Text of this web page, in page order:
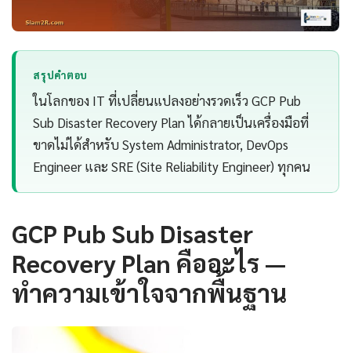
สรุปคำตอบ
ในโลกของ IT ที่เปลี่ยนแปลงอย่างรวดเร็ว GCP Pub
Sub Disaster Recovery Plan ได้กลายเป็นเครื่องมือที่
ขาดไม่ได้สำหรับ System Administrator, DevOps
Engineer และ SRE (Site Reliability Engineer) ทุกคน
GCP Pub Sub Disaster
Recovery Plan คืออะไร —
ทำความเข้าใจจากพื้นฐาน